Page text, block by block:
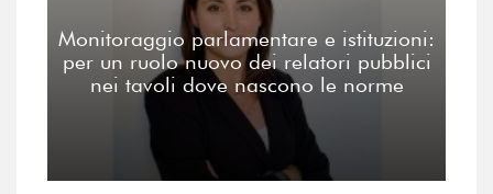
Monitoraggio parlamentare e istituzioni:
per un ruolo nuovo dei relatori pubblici
nei tavoli dove nascono le norme